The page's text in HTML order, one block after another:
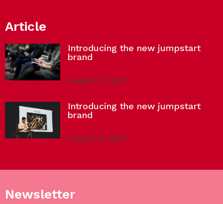
Article
Introducing the new jumpstart
brand
August 6, 2020
Introducing the new jumpstart
brand
August 6, 2020
Newsletter